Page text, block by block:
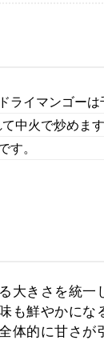
イマンゴーは
中火で炒めます
。
大きさを統一
も鮮やかにな
体的に甘さが